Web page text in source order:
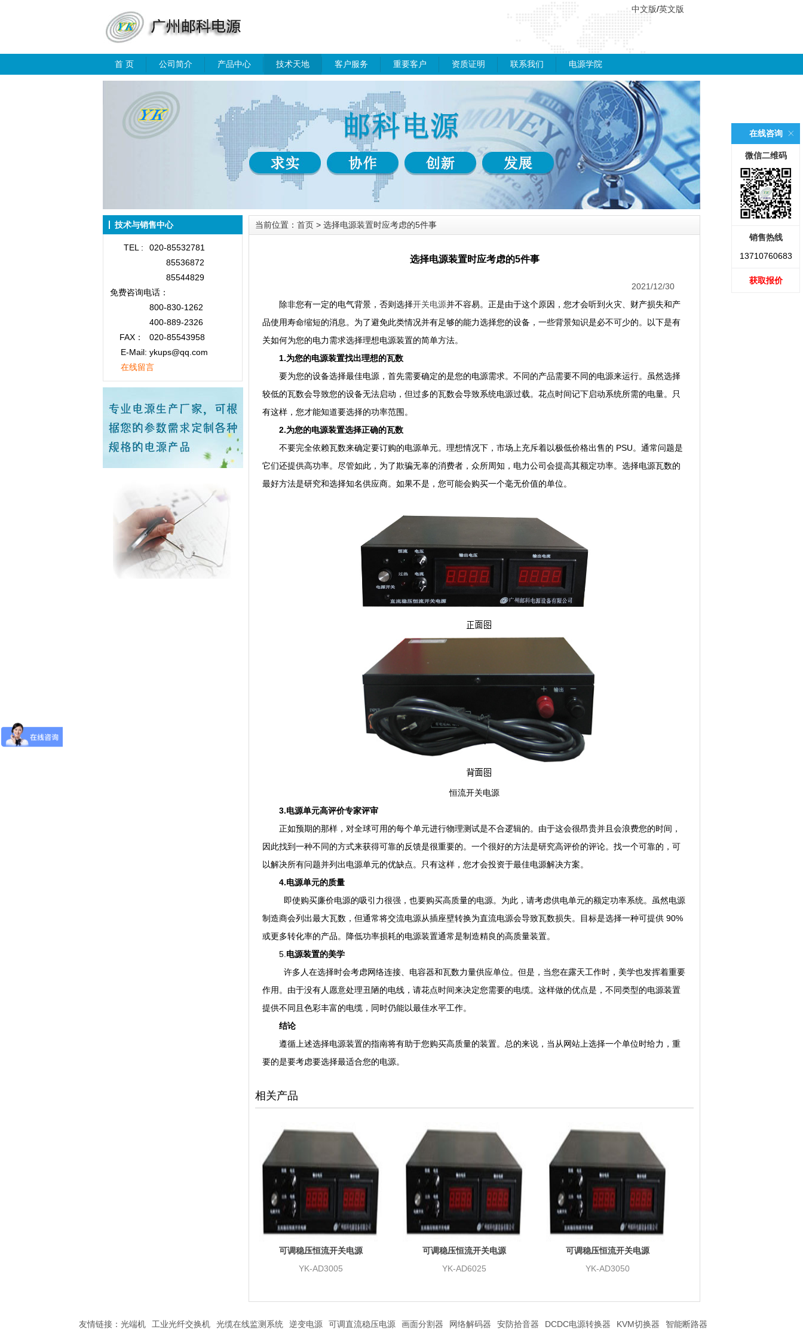
中文版/英文版
首 页 公司简介 产品中心 技术天地 客户服务 重要客户 资质证明 联系我们 电源学院
技术与销售中心
TEL :
020-85532781
85536872
85544829
免费咨询电话：
800-830-1262
400-889-2326
FAX：
020-85543958
E-Mail: ykups@qq.com
在线留言
当前位置： 首页 > 选择电源装置时应考虑的5件事
选择电源装置时应考虑的5件事
2021/12/30
除非您有一定的电气背景，否则选择开关电源并不容易。正是由于这个原因，您才会听到火灾、财产损失和产
品使用寿命缩短的消息。为了避免此类情况并有足够的能力选择您的设备，一些背景知识是必不可少的。以下是有
关如何为您的电力需求选择理想电源装置的简单方法。
1.为您的电源装置找出理想的瓦数
要为您的设备选择最佳电源，首先需要确定的是您的电源需求。不同的产品需要不同的电源来运行。虽然选择
较低的瓦数会导致您的设备无法启动，但过多的瓦数会导致系统电源过载。花点时间记下启动系统所需的电量。只
有这样，您才能知道要选择的功率范围。
2.为您的电源装置选择正确的瓦数
不要完全依赖瓦数来确定要订购的电源单元。理想情况下，市场上充斥着以极低价格出售的 PSU。通常问题是
它们还提供高功率。尽管如此，为了欺骗无辜的消费者，众所周知，电力公司会提高其额定功率。选择电源瓦数的
最好方法是研究和选择知名供应商。如果不是，您可能会购买一个毫无价值的单位。
恒流开关电源
3.电源单元高评价专家评审
正如预期的那样，对全球可用的每个单元进行物理测试是不合逻辑的。由于这会很昂贵并且会浪费您的时间，
因此找到一种不同的方式来获得可靠的反馈是很重要的。一个很好的方法是研究高评价的评论。找一个可靠的，可
以解决所有问题并列出电源单元的优缺点。只有这样，您才会投资于最佳电源解决方案。
4.电源单元的质量
即使购买廉价电源的吸引力很强，也要购买高质量的电源。为此，请考虑供电单元的额定功率系统。虽然电源
制造商会列出最大瓦数，但通常将交流电源从插座壁转换为直流电源会导致瓦数损失。目标是选择一种可提供 90%
或更多转化率的产品。降低功率损耗的电源装置通常是制造精良的高质量装置。
5.电源装置的美学
许多人在选择时会考虑网络连接、电容器和瓦数力量供应单位。但是，当您在露天工作时，美学也发挥着重要
作用。由于没有人愿意处理丑陋的电线，请花点时间来决定您需要的电缆。这样做的优点是，不同类型的电源装置
提供不同且色彩丰富的电缆，同时仍能以最佳水平工作。
结论
遵循上述选择电源装置的指南将有助于您购买高质量的装置。总的来说，当从网站上选择一个单位时给力，重
要的是要考虑要选择最适合您的电源。
相关产品
可调稳压恒流开关电源
YK-AD3005
可调稳压恒流开关电源
YK-AD6025
可调稳压恒流开关电源
YK-AD3050
友情链接： 光端机 工业光纤交换机 光缆在线监测系统 逆变电源 可调直流稳压电源 画面分割器 网络解码器 安防拾音器 DCDC电源转换器 KVM切换器 智能断路器
在线咨询
微信二维码
销售热线
13710760683
获取报价